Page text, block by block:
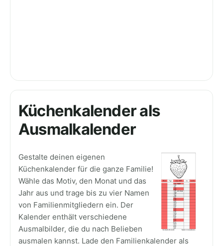
Küchenkalender als
Ausmalkalender
Gestalte deinen eigenen
Küchenkalender für die ganze Familie!
Wähle das Motiv, den Monat und das
Jahr aus und trage bis zu vier Namen
von Familienmitgliedern ein. Der
Kalender enthält verschiedene
Ausmalbilder, die du nach Belieben
ausmalen kannst. Lade den Familienkalender als